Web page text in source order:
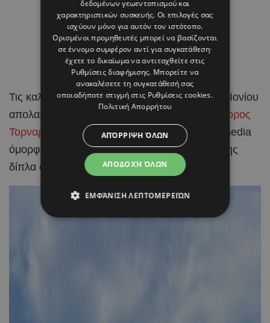
Τις καλοκαιρινές τουςδιακοπέςστα νησιά του Ιονίου
απολαμβάνουν η
Ραμόνα Φίλιπ
Χριστόφορος
Τορναρίτης
, μοιράζοντας μέσα από τα social media
όμορφα στιγμιότυπα από τις ημέρες χαλάρωσης
δίπλα στη θάλασσα.
δεδομένων γεωεντοπισμού και
χαρακτηριστικών συσκευής. Οι επιλογές σας
ισχύουν μόνο για αυτόν τον ιστότοπο.
Ορισμένοι προμηθευτές μπορεί να βασίζονται
σε έννομο συμφέρον αντί για συγκατάθεση·
έχετε το δικαίωμα να αντιταχθείτε στις
Ρυθμίσεις διαφήμισης. Μπορείτε να
ανακαλέσετε τη συγκατάθεσή σας
οποιαδήποτε στιγμή στις Ρυθμίσεις cookies.
Πολιτική Απορρήτου
ΑΠΟΔΟΧΉ ΌΛΩΝ
ΑΠΌΡΡΙΨΗ ΌΛΩΝ
ΕΜΦΆΝΙΣΗ ΛΕΠΤΟΜΕΡΕΙΏΝ